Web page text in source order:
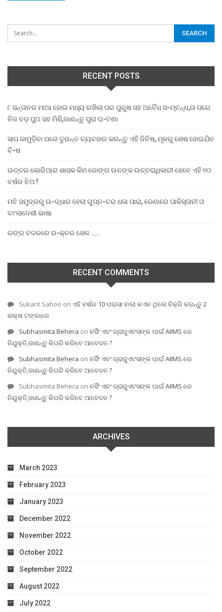
RECENT POSTS
୮ ସନ୍ତାନର ମାଆ ହୋଇ ମଧ୍ୟ ରଖିଲା ପର ପୁରୁଷ ସହ ଅବୈଧ ସ-ମ୍ବନ୍ଧ,ତା ପରେ
ନିଜ ବଡ଼ ପୁଅ ସହ ମିଶି,ଜାଣନ୍ତୁ ପୁରା ଘ-ଟଣା
ସାପ କାମୁଡ଼ିବା ପରେ ତୁରନ୍ତ ବ୍ୟବହାର କରନ୍ତୁ ଏହି ଜିନିଷ, ମୂଳରୁ ଶେଷ ହୋଇଯିବ
ବି-ଷ
ଉତ୍ତର କୋରିଆର ଶାସକ କିମ ଜୋଙ୍ଗ ଉନଙ୍କ ଉତ୍ତରାଧିକାରୀ ହେବେ ଏହି ୧୦
ବର୍ଷର ଝିଅ !
ମଝି ସମୁଦ୍ରରୁ ଉ-ଦ୍ଧାର ହେଲା ଗୁପ୍ତ-ଚର ଧଳା ପାରା, ଡେଣାରେ ପାକିସ୍ତାନୀ ଓ
ବାଂଲାଦେଶୀ ଭାଷା
ରଙ୍ଗ ବଦଳରେ ର-କ୍ତର ଖେଳ …..
RECENT COMMENTS
Sukant Sahoo on ଏହି ବର୍ଷର 10 ପଇସା ବାଲା କଏନ ଥିଲେ ବିକ୍ରି କରନ୍ତୁ 2
ଲକ୍ଷ ଟଙ୍କାରେ
Subhasmita Behera on ନର୍ସିଂ ଏବଂ ଗ୍ରାଜୁଏଟସଙ୍କ ପାଇଁ AIIMS ରେ
ନିଯୁକ୍ତି,ଜାଣନ୍ତୁ କିପରି କରିବେ ଆବେଦନ ?
Subhasmita Behera on ନର୍ସିଂ ଏବଂ ଗ୍ରାଜୁଏଟସଙ୍କ ପାଇଁ AIIMS ରେ
ନିଯୁକ୍ତି,ଜାଣନ୍ତୁ କିପରି କରିବେ ଆବେଦନ ?
Subhasmita Behera on ନର୍ସିଂ ଏବଂ ଗ୍ରାଜୁଏଟସଙ୍କ ପାଇଁ AIIMS ରେ
ନିଯୁକ୍ତି,ଜାଣନ୍ତୁ କିପରି କରିବେ ଆବେଦନ ?
ARCHIVES
March 2023
February 2023
January 2023
December 2022
November 2022
October 2022
September 2022
August 2022
July 2022